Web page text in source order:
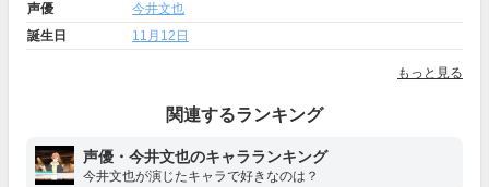
声優
今井文也
誕生日
11月12日
もっと見る
関連するランキング
声優・今井文也のキャラランキング
今井文也が演じたキャラで好きなのは？